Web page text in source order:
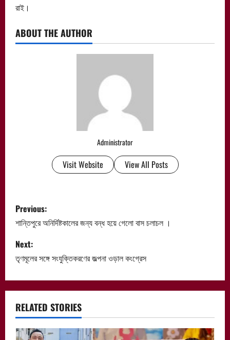
রাই।
ABOUT THE AUTHOR
Administrator
Visit Website View All Posts
P
o
s
t
n
a
v
Previous:
শান্তিপুরে অনির্দিষ্টকালের জন্য বন্ধ হয়ে গেলো বাস চলাচল ।
Next:
তৃণমূলের সঙ্গে সংযুক্তিকরণের জল্পনা ওড়াল কংগ্রেস
RELATED STORIES